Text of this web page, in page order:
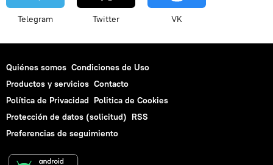
Telegram Twitter VK
Quiénes somos Condiciones de Uso
Productos y servicios Contacto
Política de Privacidad Politica de Cookies
Protección de datos (solicitud) RSS
Preferencias de seguimiento